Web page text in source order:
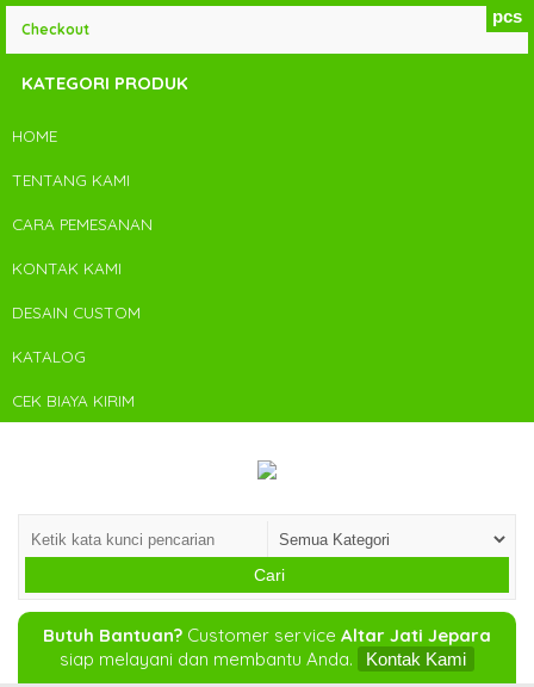
HOME
TENTANG KAMI
CARA PEMESANAN
KONTAK KAMI
DESAIN CUSTOM
KATALOG
CEK BIAYA KIRIM
Cari
Butuh Bantuan? Customer service Altar Jati Jepara
siap melayani dan membantu Anda.
Kontak Kami
pcs
Checkout
KATEGORI PRODUK